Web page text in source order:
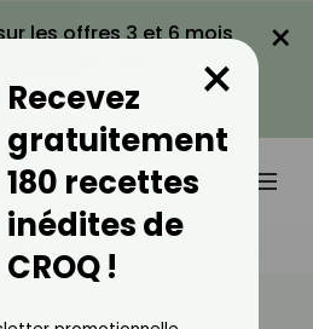
les offres 3 et 6 mois
LA PROMO
×
Vrai-Faux Sur Les Allergies
Recevez
gratuitement
180 recettes
inédites de
CROQ !
×